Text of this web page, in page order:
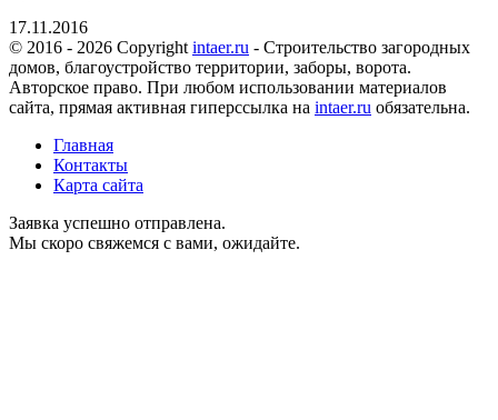
17.11.2016
© 2016 - 2026 Copyright intaer.ru - Cтроительство загородных
домов, благоустройство территории, заборы, ворота.
Авторское право. При любом использовании материалов
сайта, прямая активная гиперссылка на intaer.ru обязательна.
Главная
Контакты
Карта сайта
Заявка успешно отправлена.
Мы скоро свяжемся с вами, ожидайте.